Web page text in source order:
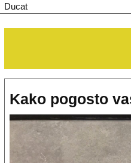
Ducat
Kako pogosto